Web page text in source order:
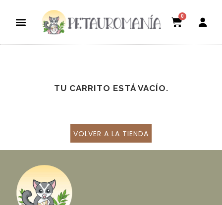
0
TU CARRITO ESTÁ VACÍO.
VOLVER A LA TIENDA